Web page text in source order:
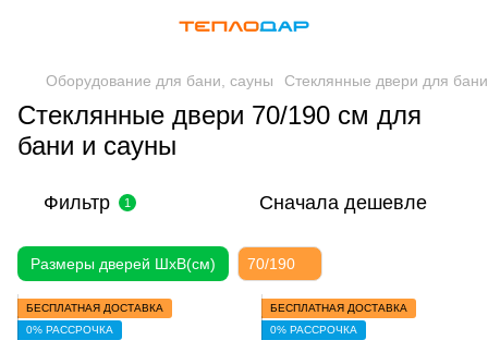
Оборудование для бани, сауны Стеклянные двери для
Стеклянные двери 70/190 см для
бани и сауны
Фильтр 1 Сначала дешевле
Размеры дверей ШхВ(см) 70/190
БЕСПЛАТНАЯ ДОСТАВКА
0% РАССРОЧКА
БЕСПЛАТНАЯ ДОСТАВКА
0% РАССРОЧКА